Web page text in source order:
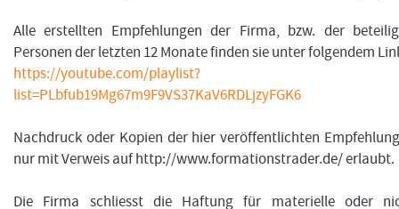
Alle erstellten Empfehlungen der Firma, bzw. der
Personen der letzten 12 Monate finden sie unter folgendem
https://youtube.com/playlist?
list=PLbfub19Mg67m9F9VS37KaV6RDLjzyFGK6
Nachdruck oder Kopien der hier veröffentlichten
nur mit Verweis auf http://www.formationstrader.de/ erlaubt.
Die Firma schliesst die Haftung für materielle oder